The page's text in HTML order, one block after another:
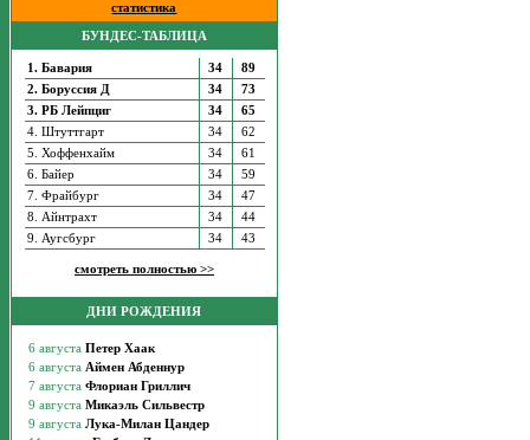
статистика
БУНДЕС-ТАБЛИЦА
1. Бавария 34
89
2. Боруссия Д
34
73
3. РБ Лейпциг
34
65
4. Штуттгарт
34
62
5. Хоффенхайм
34
61
6. Байер
34
59
7. Фрайбург
34
47
8. Айнтрахт
34
44
9. Аугсбург
34 43
смотреть полностью >>
ДНИ РОЖДЕНИЯ